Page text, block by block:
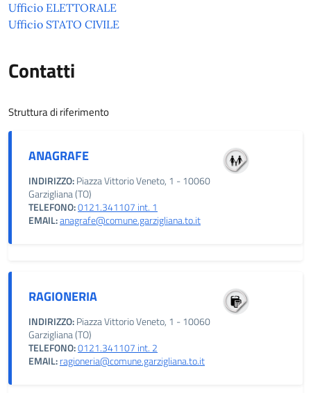
Ufficio ELETTORALE
Ufficio STATO CIVILE
Contatti
Struttura di riferimento
ANAGRAFE
INDIRIZZO:Piazza Vittorio Veneto, 1 - 10060
Garzigliana (TO)
TELEFONO:0121.341107 int. 1
EMAIL:anagrafe@comune.garzigliana.to.it
RAGIONERIA
INDIRIZZO:Piazza Vittorio Veneto, 1 - 10060
Garzigliana (TO)
TELEFONO:0121.341107 int. 2
EMAIL:ragioneria@comune.garzigliana.to.it